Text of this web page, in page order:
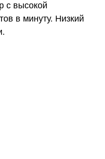
с высокой
в минуту. Низкий